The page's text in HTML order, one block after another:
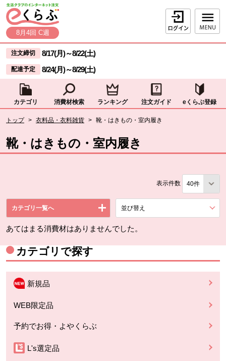
ページの先頭です。
本文へジャンプする。
8月4回 C週
ログイン
ここからサイト内共通メニューです。
サイト内共通メニューをスキップする
注文締切 8/17(月)～8/22(土)
配達予定 8/24(月)～8/29(土)
カテゴリ 消費材検索 ランキング 注文ガイド eくらぶ登録
トップ > 衣料品・衣料雑貨 > 靴・はきもの・室内履き
靴・はきもの・室内履き
表示件数
カテゴリ一覧へ 並び替え
あてはまる消費材はありませんでした。
カテゴリで探す
新規品
WEB限定品
予約でお得・よやくらぶ
L's選定品